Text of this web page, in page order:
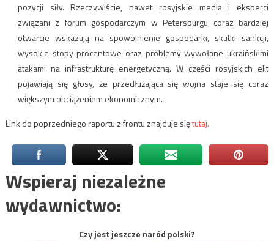
pozycji siły. Rzeczywiście, nawet rosyjskie media i eksperci
związani z forum gospodarczym w Petersburgu coraz bardziej
otwarcie wskazują na spowolnienie gospodarki, skutki sankcji,
wysokie stopy procentowe oraz problemy wywołane ukraińskimi
atakami na infrastrukturę energetyczną. W części rosyjskich elit
pojawiają się głosy, że przedłużająca się wojna staje się coraz
większym obciążeniem ekonomicznym.
Link do poprzedniego raportu z frontu znajduje siętutaj.
Wspieraj niezależne
wydawnictwo:
Czy jest jeszcze naród polski?